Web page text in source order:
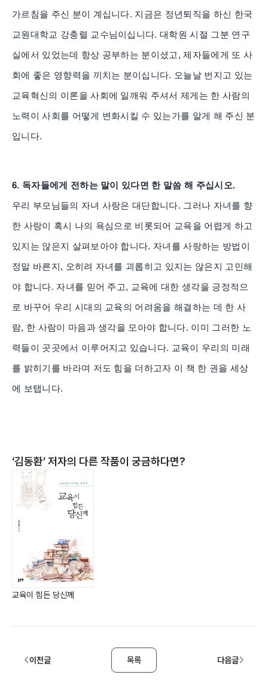
가르침을 주신 분이 계십니다. 지금은 정년퇴직을 하신 한국
교원대학교 강충렬 교수님이십니다. 대학원 시절 그분 연구
실에서 있었는데 항상 공부하는 분이셨고, 제자들에게 또 사
회에 좋은 영향력을 끼치는 분이십니다. 오늘날 번지고 있는
교육혁신의 이론을 사회에 일깨워 주셔서 제게는 한 사람의
노력이 사회를 어떻게 변화시킬 수 있는가를 알게 해 주신 분
입니다.
6. 독자들에게 전하는 말이 있다면 한 말씀 해 주십시오.
우리 부모님들의 자녀 사랑은 대단합니다. 그러나 자녀를 향
한 사랑이 혹시 나의 욕심으로 비롯되어 교육을 어렵게 하고
있지는 않은지 살펴보아야 합니다. 자녀를 사랑하는 방법이
정말 바른지, 오히려 자녀를 괴롭히고 있지는 않은지 고민해
야 합니다. 자녀를 믿어 주고, 교육에 대한 생각을 긍정적으
로 바꾸어 우리 시대의 교육의 어려움을 해결하는 데 한 사
람, 한 사람이 마음과 생각을 모아야 합니다. 이미 그러한 노
력들이 곳곳에서 이루어지고 있습니다. 교육이 우리의 미래
를 밝히기를 바라며 저도 힘을 더하고자 이 책 한 권을 세상
에 보탭니다.
‘김동환’ 저자의 다른 작품이 궁금하다면?
교육이 힘든 당신께
이전글 목록 다음글